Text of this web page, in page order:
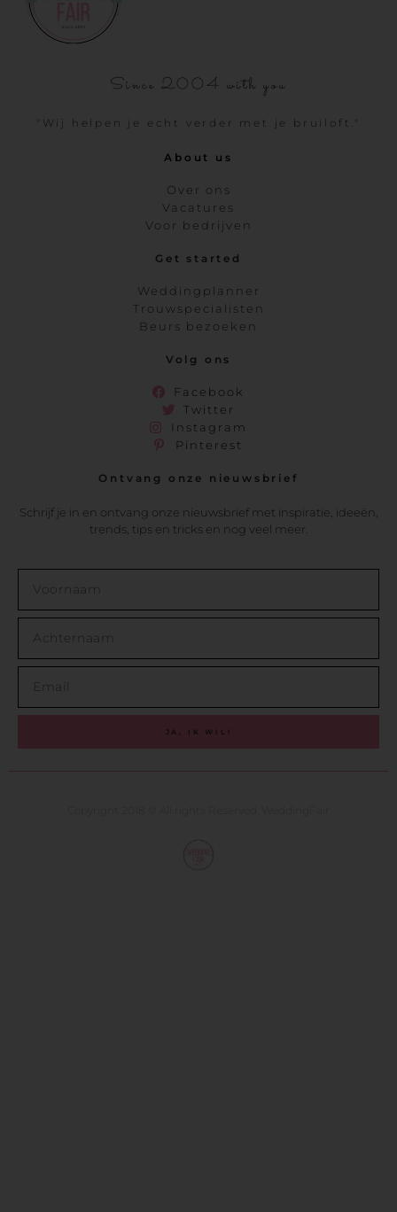
Since 2004 with you
"Wij helpen je echt verder met je bruiloft."
About us
Over ons
Vacatures
Voor bedrijven
Get started
Weddingplanner
Trouwspecialisten
Beurs bezoeken
Volg ons
Facebook
Twitter
Instagram
Pinterest
Ontvang onze nieuwsbrief
Schrijf je in en ontvang onze nieuwsbrief met inspiratie, ideeën,
trends, tips en tricks en nog veel meer.
JA, IK WIL!